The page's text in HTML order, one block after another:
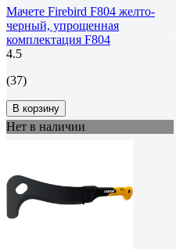
Мачете Firebird F804 желто-
черный, упрощенная
комплектация F804
4.5
(37)
В корзину
Нет в наличии